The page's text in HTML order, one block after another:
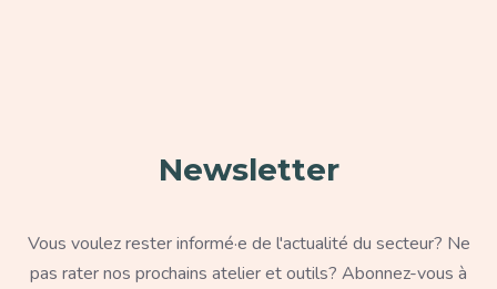
Newsletter
Vous voulez rester informé·e de l'actualité du secteur? Ne
pas rater nos prochains atelier et outils? Abonnez-vous à